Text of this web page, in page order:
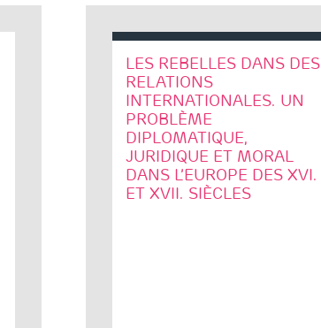
LES REBELLES DANS DES
RELATIONS
INTERNATIONALES. UN
PROBLÈME
DIPLOMATIQUE,
JURIDIQUE ET MORAL
DANS L’EUROPE DES XVI.
ET XVII. SIÈCLES